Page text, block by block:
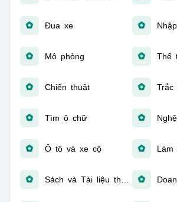
Đua xe
Mô phỏng Thể
Chiến thuật
Tìm ô chữ
Ô tô và xe cộ Làm